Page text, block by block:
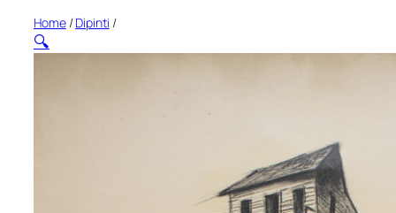
Home/Dipinti /
🔍